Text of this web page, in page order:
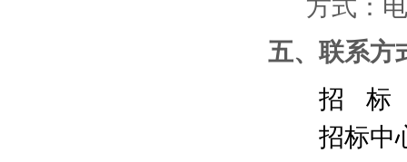
方式：
五、联系方
招
标
招标中